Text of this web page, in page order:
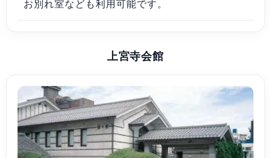
お別れ室なども利用可能です。
上宮寺会館